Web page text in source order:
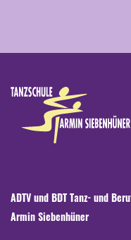
ADTV und BDT Tanz- und
Armin Siebenhüner